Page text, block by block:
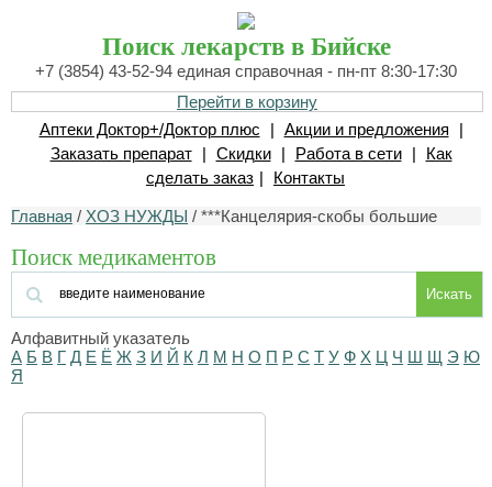
Поиск лекарств в Бийске
+7 (3854) 43-52-94 единая справочная - пн-пт 8:30-17:30
Перейти в корзину
Аптеки Доктор+/Доктор плюс
| Акции и предложения
|
Заказать препарат
| Скидки | Работа в сети |
Как
сделать заказ | Контакты
Главная / ХОЗ НУЖДЫ / ***Канцелярия-скобы большие
Поиск медикаментов
Искать
Алфавитный указатель
А Б В Г Д Е Ё Ж З И Й К Л М Н О П Р С Т У Ф Х Ц Ч Ш Щ Э Ю
Я